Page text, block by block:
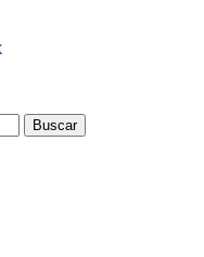
Buscar